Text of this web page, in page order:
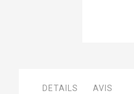
DETAILS AVIS